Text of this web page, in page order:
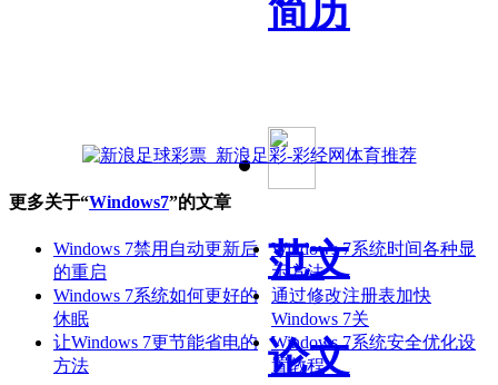
简历
范文
论文
更多关于“Windows7”的文章
Windows 7禁用自动更新后
的重启
Windows 7系统时间各种显
示方法
Windows 7系统如何更好的
休眠
通过修改注册表加快
Windows 7关
让Windows 7更节能省电的
方法
Windows 7系统安全优化设
置教程